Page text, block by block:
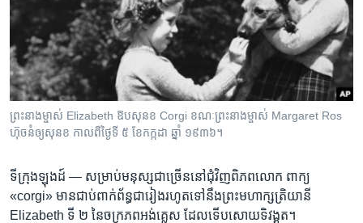
ទំព័រ​
សម្ព័ន្ធ​
រំលង​
និង​
ទៅ​
ទំព័រ​
ស្វែង​
កម្មវិធីទាំងអស់
Khmer English
បណ្តាញ​សង្គម
ភាសា
ព្រះនាងម្ចាស់ Elizabeth ឱបសុនខ Corgi ខណៈព្រះនាងម្ចាស់ Margaret Ros
ហ៊ុចនំឲ្យសុនខ កាលពីថ្ងៃទី ៥ ខែកក្កដា ឆ្នាំ ១៩៣៦។
ទីក្រុងឡុងដ៍ — សម្រាប់​មនុស្ស​ជា​ច្រើន​នៅ​ជុំវិញ​ពិភពលោក​ ពាក្យ
«corgi» មាន​ជាប់​ពាក់ព័ន្ធ​ជា​រៀងរហូត​ទៅ​នឹងព្រះ​មហាក្សត្រិយានី​
Elizabeth ទី ២ នៃ​ចក្រភពអង់គ្លេស ដែល​ទើប​សោយ​ទិវង្គត។